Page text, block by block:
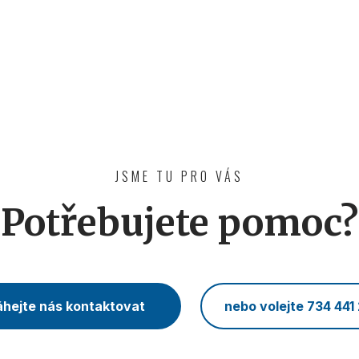
JSME TU PRO VÁS
Potřebujete pomoc?
nás kontaktovat nebo volejte 734 441